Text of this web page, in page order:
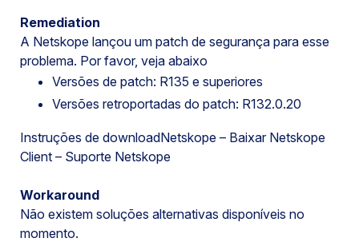
Remediation
A Netskope lançou um patch de segurança para esse
problema. Por favor, veja abaixo
Versões de patch: R135 e superiores
Versões retroportadas do patch: R132.0.20
Instruções de downloadNetskope – Baixar Netskope
Client – Suporte Netskope
Workaround
Não existem soluções alternativas disponíveis no
momento.